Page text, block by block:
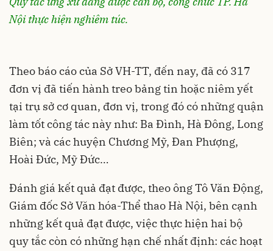
Nội thực hiện nghiêm túc.
Theo báo cáo của Sở VH-TT, đến nay, đã có 317
đơn vị đã tiến hành treo bảng tin hoặc niêm yết
tại trụ sở cơ quan, đơn vị, trong đó có những quận
làm tốt công tác này như: Ba Đình, Hà Đông, Long
Biên; và các huyện Chương Mỹ, Đan Phượng,
Hoài Đức, Mỹ Đức…
Đánh giá kết quả đạt được, theo ông Tô Văn Động,
Giám đốc Sở Văn hóa-Thể thao Hà Nội, bên cạnh
những kết quả đạt được, việc thực hiện hai bộ
quy tắc còn có những hạn chế nhất định: các hoạt